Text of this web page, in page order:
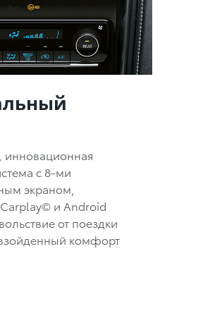
с 8-ми
экраном,
и Android
от поездки
комфорт